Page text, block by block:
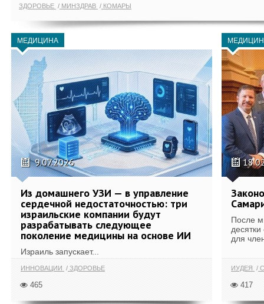
ЗДОРОВЬЕ МИНЗДРАВ КОМАРЫ
МЕДИЦИНА
9.07.2026
Из домашнего УЗИ — в управление
сердечной недостаточностью: три
израильские компании будут
разрабатывать следующее
поколение медицины на основе ИИ
Израиль запускает...
ИННОВАЦИИ ЗДОРОВЬЕ
465
После
для
ИУДЕЯ
417